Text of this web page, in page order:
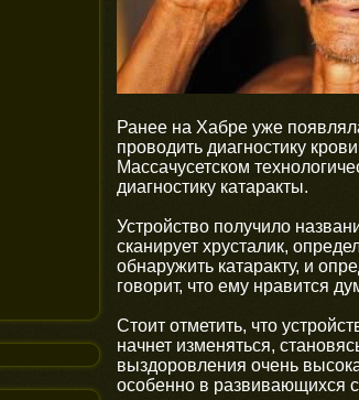
Ранее на Хабре уже
проводить диагностику
Массачусетском
диагностику катаракты.
Устройство получило
сканирует хрусталик,
обнаружить катаракту, и
говорит, что ему нравится
Стоит отметить, что
начнет изменяться,
выздоровления очень
особенно в развивающихся